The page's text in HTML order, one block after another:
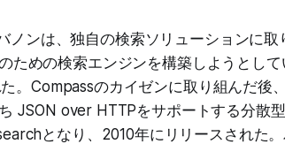
ノンは、独自の検索ソリューションに取
ための検索エンジンを構築しようとし
。Compassのカイゼンに取り組んだ後
JSON over HTTPをサポートする分散
となり、2010年にリリースされた